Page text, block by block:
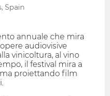
Spain
annuale che mira
audiovisive
vinicoltura, al vino
il festival mira a
proiettando film